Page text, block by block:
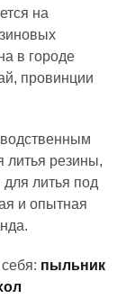
на
в городе
провинции
литья резины,
литья под
и опытная
пыльник